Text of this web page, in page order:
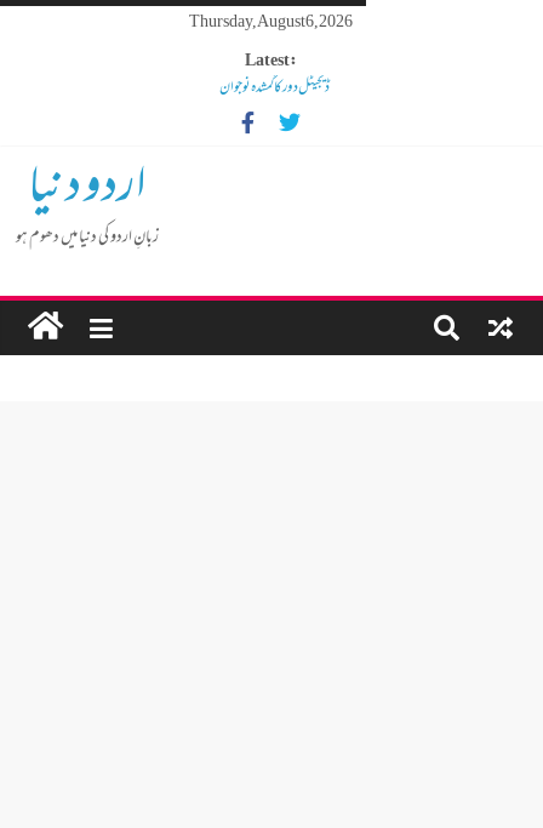
Thursday, August 6, 2026
Latest:
ڈیجیٹل دور کا گمشدہ نوجوان
مہنگائی کا بوجھ پس رہا ہے مڈل کلاس انسان
کم عمر لڑکوں میں بڑھتی ہوئی نشے کی لت
گوشالہ کی زمین بتا کر سوسالہ پرانے قبرستان پر انتظامیہ نے چلا دیااردو دنیا
زبانِ اردو کی دنیا میں دھوم ہو